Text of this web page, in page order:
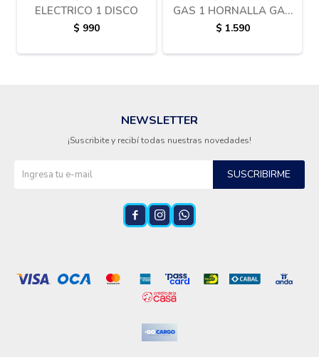
ELECTRICO 1 DISCO
$ 990
GAS 1 HORNALLA GAS
- CAMPING
$ 1.590
NEWSLETTER
¡Suscribite y recibí todas nuestras novedades!
SUSCRIBIRME
  